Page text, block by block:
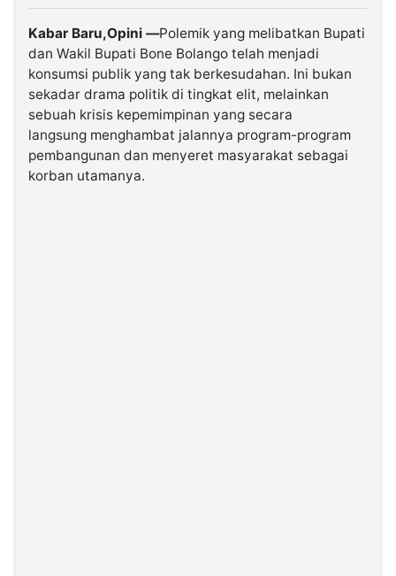
Kabarbaru.co
2026
Kabarbaru
Holding
Kabar Baru,Opini —Polemik yang melibatkan Bupati
dan Wakil Bupati Bone Bolango telah menjadi
konsumsi publik yang tak berkesudahan. Ini bukan
sekadar drama politik di tingkat elit, melainkan
sebuah krisis kepemimpinan yang secara
langsung menghambat jalannya program-program
pembangunan dan menyeret masyarakat sebagai
korban utamanya.